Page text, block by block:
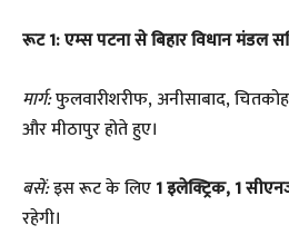
रूट 1: एम्स पटना से बिहार विधान मंडल
मार्ग:फुलवारीशरीफ, अनीसाबाद,
और मीठापुर होते हुए।
बसें:इस रूट के लिए1 इलेक्ट्रिक, 1
रहेगी।